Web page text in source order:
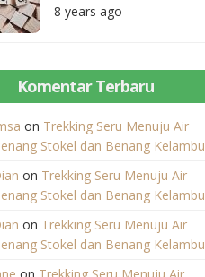
8 years ago
Komentar Terbaru
on Trekking Seru Menuju Air
Stokel dan Benang Kelambu
on Trekking Seru Menuju Air
Stokel dan Benang Kelambu
on Trekking Seru Menuju Air
Stokel dan Benang Kelambu